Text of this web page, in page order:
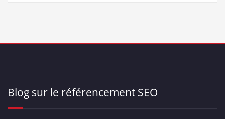
Blog sur le référencement SEO